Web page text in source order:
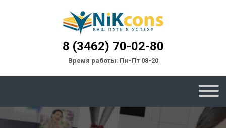
8 (3462) 70-02-80
Время работы: Пн-Пт 08-20